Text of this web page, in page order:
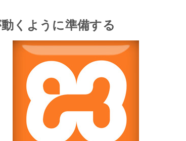
くように準備する